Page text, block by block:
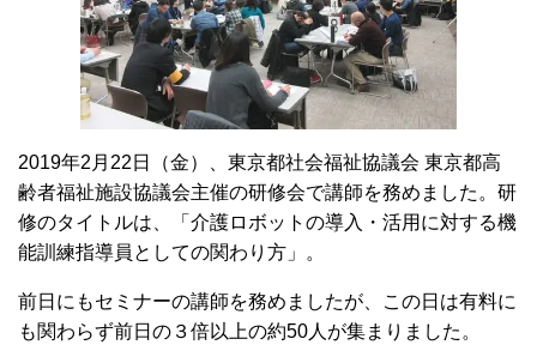
2019年2 月 22 日（金）、東京都社会福祉協議会 東京都高
齢者福祉施設協議会主催の研修会で講師を務めました。研
修のタイトルは、「介護ロボットの導入・活用に対する機
能訓練指導員としての関わり方」。
前日にもセミナーの講師を務めましたが、この日は有料に
も関わらず前日の３倍以上の約50人が集まりました。